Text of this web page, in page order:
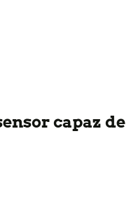
capaz de